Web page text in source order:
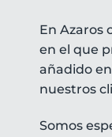
En Azaros
en el que
añadido
nuestros
Somos